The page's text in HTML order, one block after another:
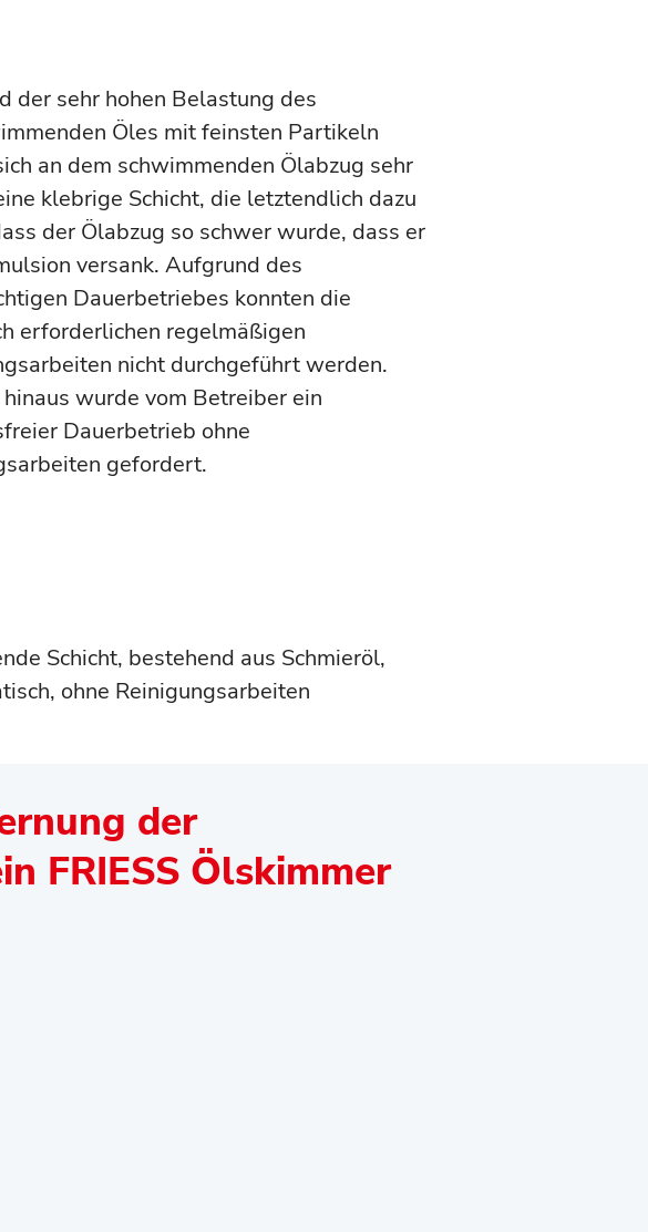
der sehr hohen Belastung des
Öles mit feinsten Partikeln
an dem schwimmenden Ölabzug sehr
klebrige Schicht, die letztendlich dazu
der Ölabzug so schwer wurde, dass er
versank. Aufgrund des
Dauerbetriebes konnten die
erforderlichen regelmäßigen
nicht durchgeführt werden.
wurde vom Betreiber ein
Dauerbetrieb ohne
gefordert.
Schicht, bestehend aus Schmieröl,
ohne Reinigungsarbeiten
der
FRIESS Ölskimmer